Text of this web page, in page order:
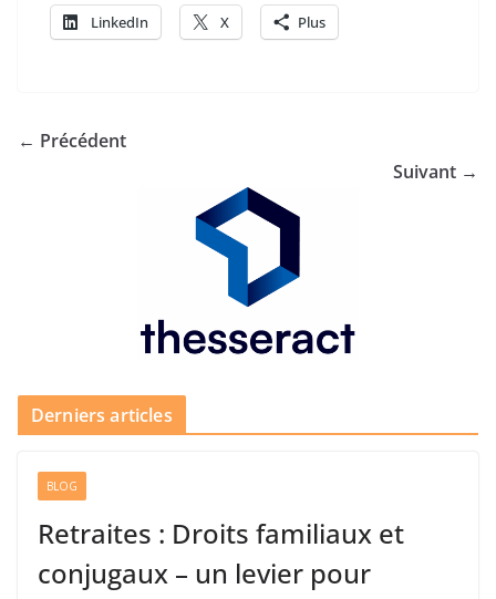
LinkedIn X Plus
← Précédent
Suivant →
Derniers articles
BLOG
Retraites : Droits familiaux et
conjugaux – un levier pour